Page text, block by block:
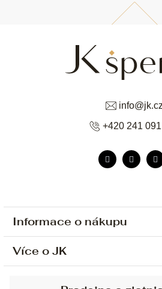
Informace o nákupu
Ochrana osobních údajů
Více o JK
info@jk.cz
+420 241